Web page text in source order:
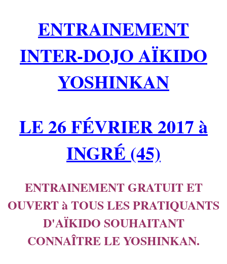
ENTRAINEMENT
INTER-DOJO AÏKIDO
YOSHINKAN
LE 26 FÉVRIER 2017 à
INGRÉ (45)
ENTRAINEMENT GRATUIT ET
OUVERT à TOUS LES PRATIQUANTS
D'AÏKIDO SOUHAITANT
CONNAÎTRE LE YOSHINKAN.